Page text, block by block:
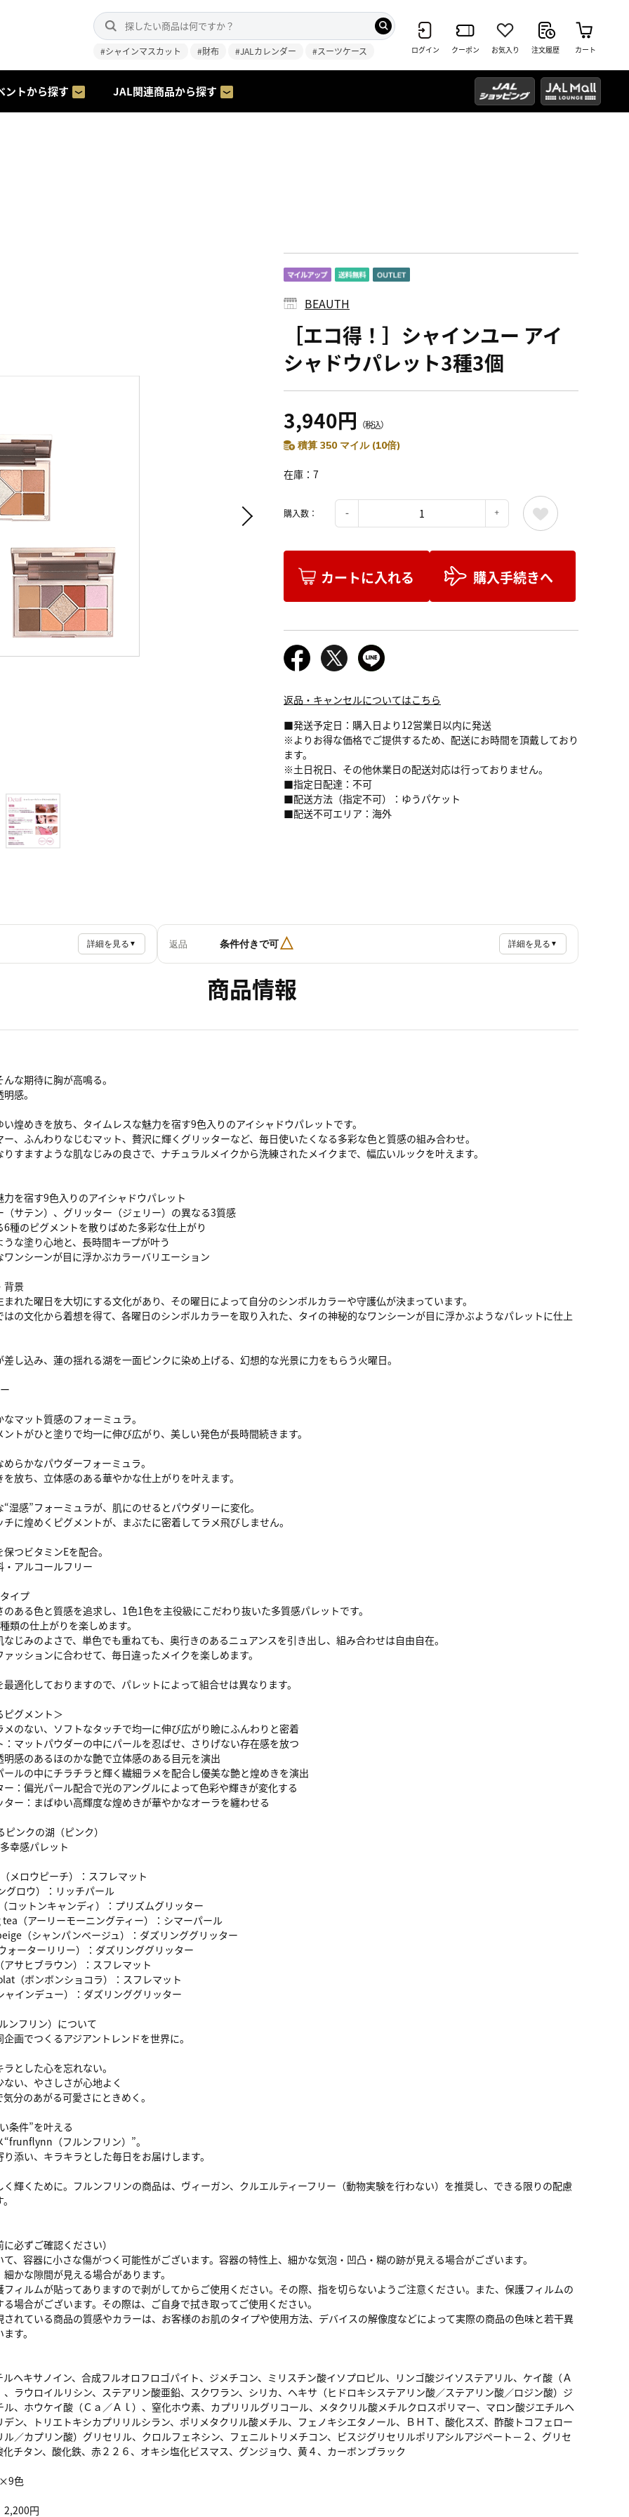
#シャインマスカット #財布 #JALカレンダー #スーツケース ログイン クーポン お気入り 注文履歴 カート
ントから探す JAL関連商品から探す
BEAUTH
［エコ得！］シャインユー アイ
シャドウパレット3種3個
3,940円 （税込）
積算 350 マイル (10倍)
在庫 7
購入数：
カートに入れる 購入手続きへ
返品・キャンセルについてはこちら
■発送予定日：購入日より12営業日以内に発送
※よりお得な価格でご提供するため、配送にお時間を頂戴しており
ます。
※土日祝日、その他休業日の配送対応は行っておりません。
■指定日配達：不可
■配送方法（指定不可）：ゆうパケット
■配送不可エリア：海外
詳細を見る ▼ 返品 条件付きで可△ 詳細を見る ▼
商品情報
な期待に胸が高鳴る。
感。
煌めきを放ち、タイムレスな魅力を宿す9色入りのアイシャドウパレットです。
、ふんわりなじむマット、贅沢に輝くグリッターなど、毎日使いたくなる多彩な色と質感の組み合わせ。
すますような肌なじみの良さで、ナチュラルメイクから洗練されたメイクまで、幅広いルックを叶えます。
を宿す9色入りのアイシャドウパレット
サテン）、グリッター（ジェリー）の異なる3質感
種のピグメントを散りばめた多彩な仕上がり
な塗り心地と、長時間キープが叶う
ンシーンが目に浮かぶカラーバリエーション
背景
れた曜日を大切にする文化があり、その曜日によって自分のシンボルカラーや守護仏が決まっています。
の文化から着想を得て、各曜日のシンボルカラーを取り入れた、タイの神秘的なワンシーンが目に浮かぶようなパレットに仕上
し込み、蓮の揺れる湖を一面ピンクに染め上げる、幻想的な光景に力をもらう火曜日。
マット質感のフォーミュラ。
トがひと塗りで均一に伸び広がり、美しい発色が長時間続きます。
らかなパウダーフォーミュラ。
放ち、立体感のある華やかな仕上がりを叶えます。
湿感”フォーミュラが、肌にのせるとパウダリーに変化。
に煌めくピグメントが、まぶたに密着してラメ飛びしません。
つビタミンEを配合。
アルコールフリー
イプ
ある色と質感を追求し、1色1色を主役級にこだわり抜いた多質感パレットです。
類の仕上がりを楽しめます。
じみのよさで、単色でも重ねても、奥行きのあるニュアンスを引き出し、組み合わせは自由自在。
ッションに合わせて、毎日違ったメイクを楽しめます。
適化しておりますので、パレットによって組合せは異なります。
ピグメント＞
のない、ソフトなタッチで均一に伸び広がり瞼にふんわりと密着
マットパウダーの中にパールを忍ばせ、さりげない存在感を放つ
感のあるほのかな艶で立体感のある目元を演出
ールの中にチラチラと輝く繊細ラメを配合し優美な艶と煌めきを演出
：偏光パール配合で光のアングルによって色彩や輝きが変化する
ー：まばゆい高輝度な煌めきが華やかなオーラを纏わせる
ンクの湖（ピンク）
幸感パレット
メロウピーチ）：スフレマット
グロウ）：リッチパール
コットンキャンディ）：プリズムグリッター
（アーリーモーニングティー）：シマーパール
（シャンパンベージュ）：ダズリンググリッター
ォーターリリー）：ダズリンググリッター
サヒブラウン）：スフレマット
（ボンボンショコラ）：スフレマット
インデュー）：ダズリンググリッター
フリン）について
画でつくるアジアントレンドを世界に。
とした心を忘れない。
い、やさしさが心地よく
分のあがる可愛さにときめく。
条件”を叶える
（フルンフリン）”。
添い、キラキラとした毎日をお届けします。
輝くために。フルンフリンの商品は、ヴィーガン、クルエルティーフリー（動物実験を行わない）を推奨し、できる限りの配慮
必ずご確認ください）
、容器に小さな傷がつく可能性がございます。容器の特性上、細かな気泡・凹凸・糊の跡が見える場合がございます。
かな隙間が見える場合があります。
ィルムが貼ってありますので剥がしてからご使用ください。その際、指を切らないようご注意ください。また、保護フィルムの
場合がございます。その際は、ご自身で拭き取ってご使用ください。
れている商品の質感やカラーは、お客様のお肌のタイプや使用方法、デバイスの解像度などによって実際の商品の色味と若干異
す。
ヘキサノイン、合成フルオロフロゴパイト、ジメチコン、ミリスチン酸イソプロピル、リンゴ酸ジイソステアリル、ケイ酸（Ａ
ラウロイルリシン、ステアリン酸亜鉛、スクワラン、シリカ、ヘキサ（ヒドロキシステアリン酸／ステアリン酸／ロジン酸）ジ
ル、ホウケイ酸（Ｃａ／Ａｌ）、窒化ホウ素、カプリリルグリコール、メタクリル酸メチルクロスポリマー、マロン酸ジエチルヘ
ン、トリエトキシカプリリルシラン、ポリメタクリル酸メチル、フェノキシエタノール、ＢＨＴ、酸化スズ、酢酸トコフェロー
／カプリン酸）グリセリル、クロルフェネシン、フェニルトリメチコン、ビスジグリセリルポリアシルアジペート－２、グリセ
チタン、酸化鉄、赤２２６、オキシ塩化ビスマス、グンジョウ、黄４、カーボンブラック
色
2,200円